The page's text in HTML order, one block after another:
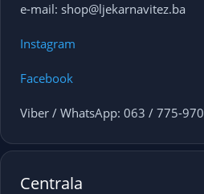
e-mail: shop@ljekarnavitez.ba
Instagram
Facebook
Viber / WhatsApp: 063 / 775-970
Centrala